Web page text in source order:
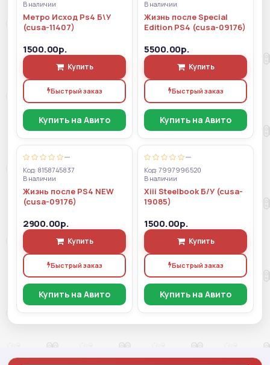
В наличии
Метро Исход Ps4 Б\У
(cusa-11407)
1500.00р.
Купить
Быстрый заказ
Купить на Авито
В наличии
Жизнь после Special
Edition PS4 (cusa-09176)
5500.00р.
Купить
Быстрый заказ
Купить на Авито
—
Код: 8158745837
В наличии
Жизнь после PS4 NEW
(cusa-09176)
2900.00р.
Купить
Быстрый заказ
Купить на Авито
—
Код: 7997996520
В наличии
Xiii Steelbook Б/У (cusa-
19085)
1500.00р.
Купить
Быстрый заказ
Купить на Авито